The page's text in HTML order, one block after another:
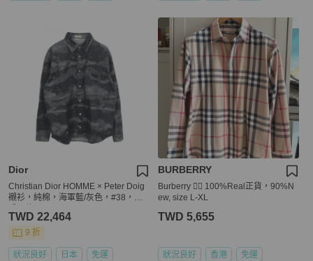
Dior
Christian Dior HOMME × Peter Doig
襯衫，純棉，海軍藍/灰色，#38，二
TWD 22,464
9 折
狀況良好 日本 免運
BURBERRY
Burberry 👍🏻 100%Real正貨，90%N
ew, size L-XL
TWD 5,655
狀況良好 香港 免運